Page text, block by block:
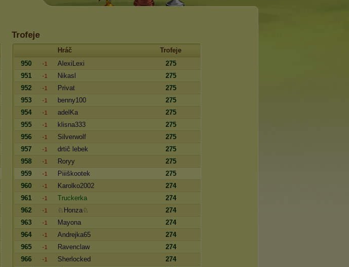
Trofeje
Hráč
Trofeje
950
-1 AlexiLexi
275
951
-1 Nikasl
275
952
-1 Privat
275
953
-1 benny100
275
954
-1 adelKa
275
955
-1 klisna333
275
956
-1 Silverwolf
275
957
-1 drtič lebek
275
958
-1 Roryy
275
959
-1 Piiiškootek
275
960
-1 Karolko2002
274
961
-1 Truckerka
274
962
-1 ♘Honza♘
274
963
-1 Mayona
274
964
-1 Andrejka65
274
965
-1 Ravenclaw
274
966
-1 Sherlocked
274